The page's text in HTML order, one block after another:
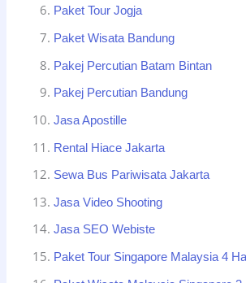
Paket Tour Jogja
Paket Wisata Bandung
Pakej Percutian Batam Bintan
Pakej Percutian Bandung
Jasa Apostille
Rental Hiace Jakarta
Sewa Bus Pariwisata Jakarta
Jasa Video Shooting
Jasa SEO Webiste
Paket Tour Singapore Malaysia 4